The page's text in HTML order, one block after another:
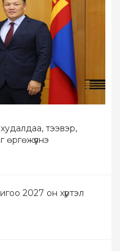
тээвэр,
2027 он хүртэл